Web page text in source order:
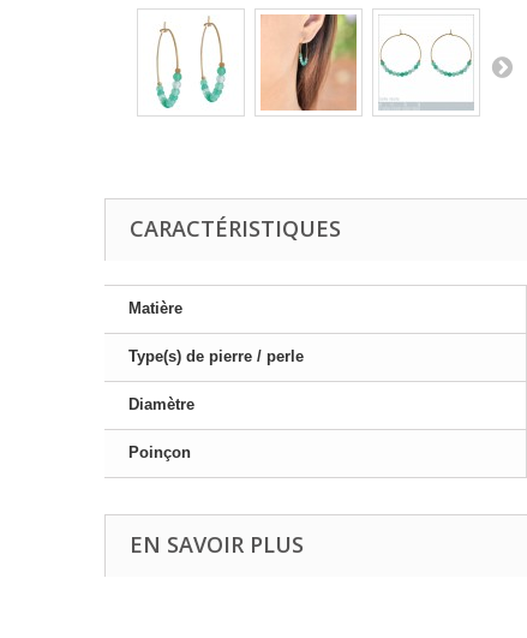
CARACTÉRISTIQUES
Matière
Type(s) de pierre / perle
Diamètre
Poinçon
EN SAVOIR PLUS